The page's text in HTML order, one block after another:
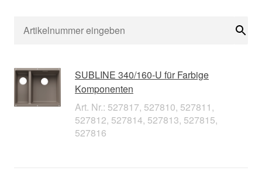
SUBLINE 340/160-U für Farbige
Komponenten
Art. Nr.: 527817, 527810, 527811,
527812, 527814, 527813, 527815,
527816